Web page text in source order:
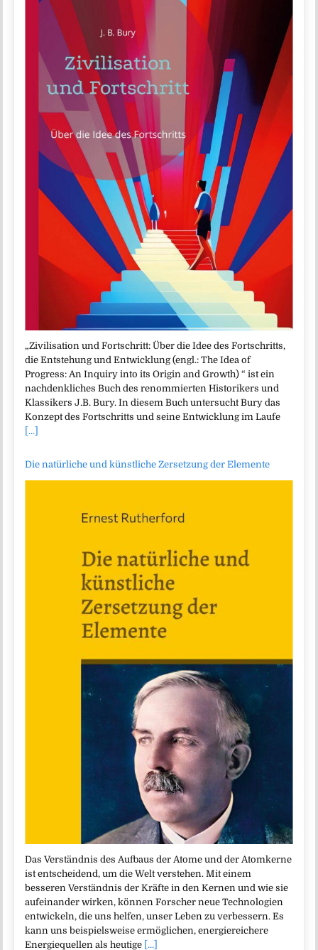
„Zivilisation und Fortschritt: Über die Idee des Fortschritts,
die Entstehung und Entwicklung (engl.: The Idea of
Progress: An Inquiry into its Origin and Growth) “ ist ein
nachdenkliches Buch des renommierten Historikers und
Klassikers J.B. Bury. In diesem Buch untersucht Bury das
Konzept des Fortschritts und seine Entwicklung im Laufe
[...]
Die natürliche und künstliche Zersetzung der Elemente
Das Verständnis des Aufbaus der Atome und der Atomkerne
ist entscheidend, um die Welt verstehen. Mit einem
besseren Verständnis der Kräfte in den Kernen und wie sie
aufeinander wirken, können Forscher neue Technologien
entwickeln, die uns helfen, unser Leben zu verbessern. Es
kann uns beispielsweise ermöglichen, energiereichere
Energiequellen als heutige [...]